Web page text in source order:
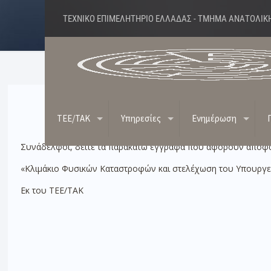
ΤΕΧΝΙΚΟ ΕΠΙΜΕΛΗΤΗΡΙΟ ΕΛΛΑΔΑΣ - ΤΜΗΜΑ
TEE/TAK Υπηρεσίες Ενημέρωση
Κλιμάκιο Φυσικών Καταστροφών
Συνάδελφοι, δείτε τα παρακάτω έγγραφα που αφορούν
«Κλιμάκιο Φυσικών Καταστροφών και στελέχωση του
Εκ του ΤΕΕ/ΤΑΚ